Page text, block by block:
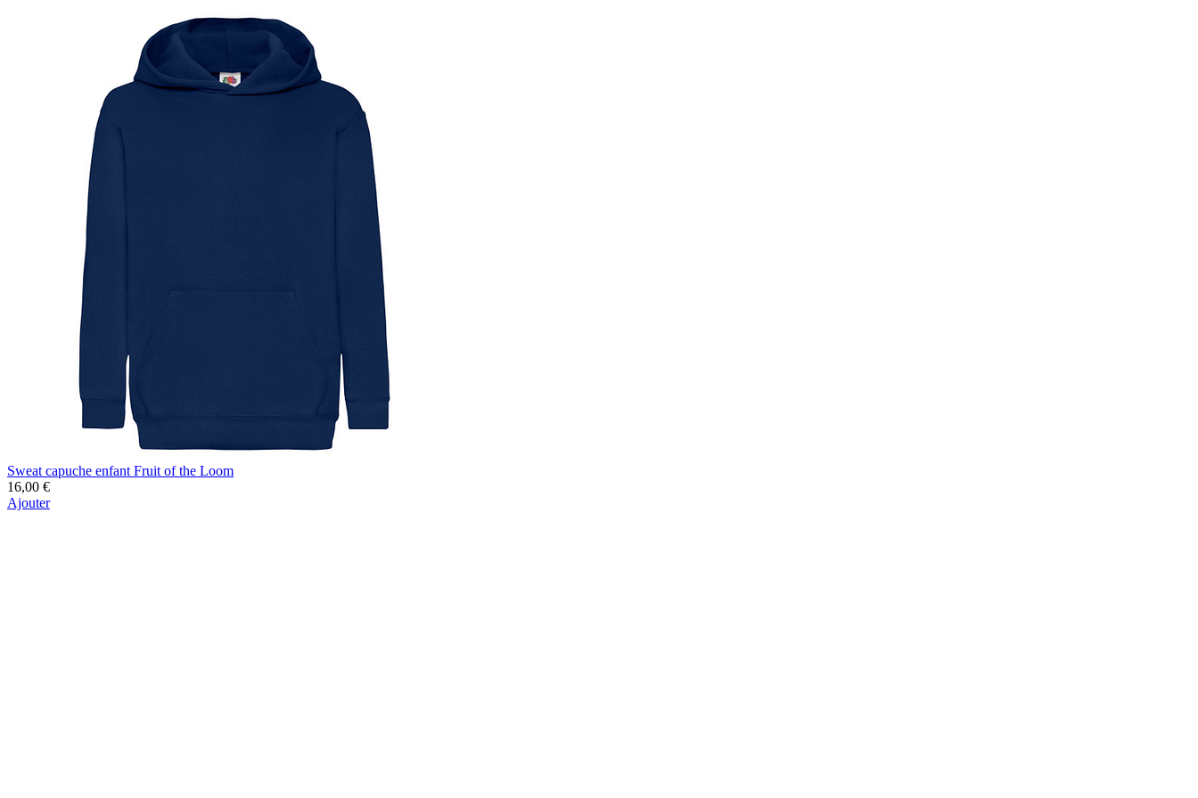
Sweat capuche enfant Fruit of the Loom
16,00 €
Ajouter